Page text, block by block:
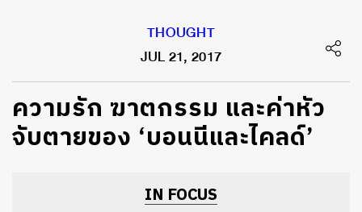
THOUGHT
JUL 21, 2017
ความรัก ฆาตกรรม และค่าหัว
จับตายของ ‘บอนนีและไคลด์’
IN FOCUS